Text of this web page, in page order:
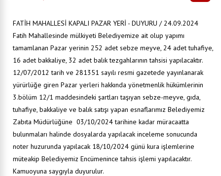
FATİH MAHALLESİ KAPALI PAZAR YERİ - DUYURU / 24.09.2024
Fatih Mahallesinde mülkiyeti Belediyemize ait olup yapımı
tamamlanan Pazar yerinin 252 adet sebze meyve, 24 adet tuhafiye,
16 adet bakkaliye, 32 adet balık tezgahlarının tahsisi yapılacaktır.
12/07/2012 tarih ve 281351 sayılı resmi gazetede yayınlanarak
yürürlüğe giren Pazar yerleri hakkında yönetmenlik hükümlerinin
3.bölüm 12/1 maddesindeki şartları taşıyan sebze-meyve, gıda,
tuhafiye, bakkaliye ve balık satışı yapan esnaflarımız Belediyemiz
Zabıta Müdürlüğüne 03/10/2024 tarihine kadar müracaatta
bulunmaları halinde dosyalarda yapılacak inceleme sonucunda
noter huzurunda yapılacak 18/10/2024 günü kura işlemlerine
müteakip Belediyemiz Encümenince tahsis işlemi yapılacaktır.
Kamuoyuna saygıyla duyurulur.